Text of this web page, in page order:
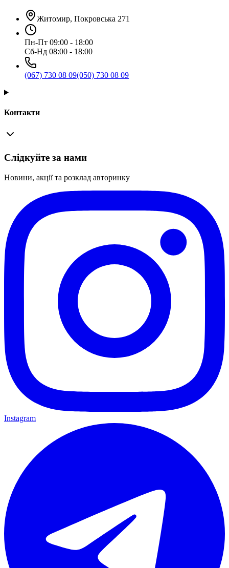
Житомир, Покровська 271
Пн-Пт 09:00 - 18:00
Сб-Нд 08:00 - 18:00
(067) 730 08 09(050) 730 08 09
Контакти
Слідкуйте за нами
Новини, акції та розклад авторинку
Instagram